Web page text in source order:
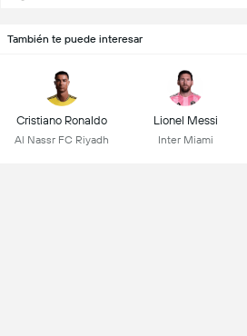
También te puede interesar
Cristiano Ronaldo
Al Nassr FC Riyadh
Lionel Messi
Inter Miami